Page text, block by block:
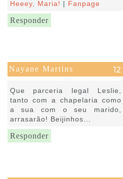
Heeey, Maria! | Fanpage
Responder
Nayane Martins
Que parceria legal Leslie,
tanto com a chapelaria como
a sua com o seu marido,
arrasarão! Beijinhos...
Responder